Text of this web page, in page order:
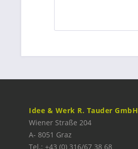
Idee & Werk R. Tauder GmbH
Wiener Straße 204
A- 8051 Graz
Tel.: +43 (0) 316/67 38 68